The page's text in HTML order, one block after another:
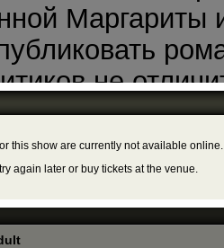
Маргариты
не
роман может
this show are currently not available online.
again later or buy tickets at the venue.